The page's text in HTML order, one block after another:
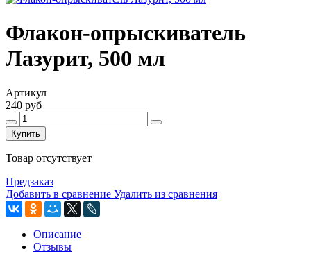
Флакон-опрыскиватель
Лазурит, 500 мл
Артикул
240 руб
Купить
Товар отсутствует
Предзаказ
Добавить в сравнение Удалить из сравнения
Описание
Отзывы